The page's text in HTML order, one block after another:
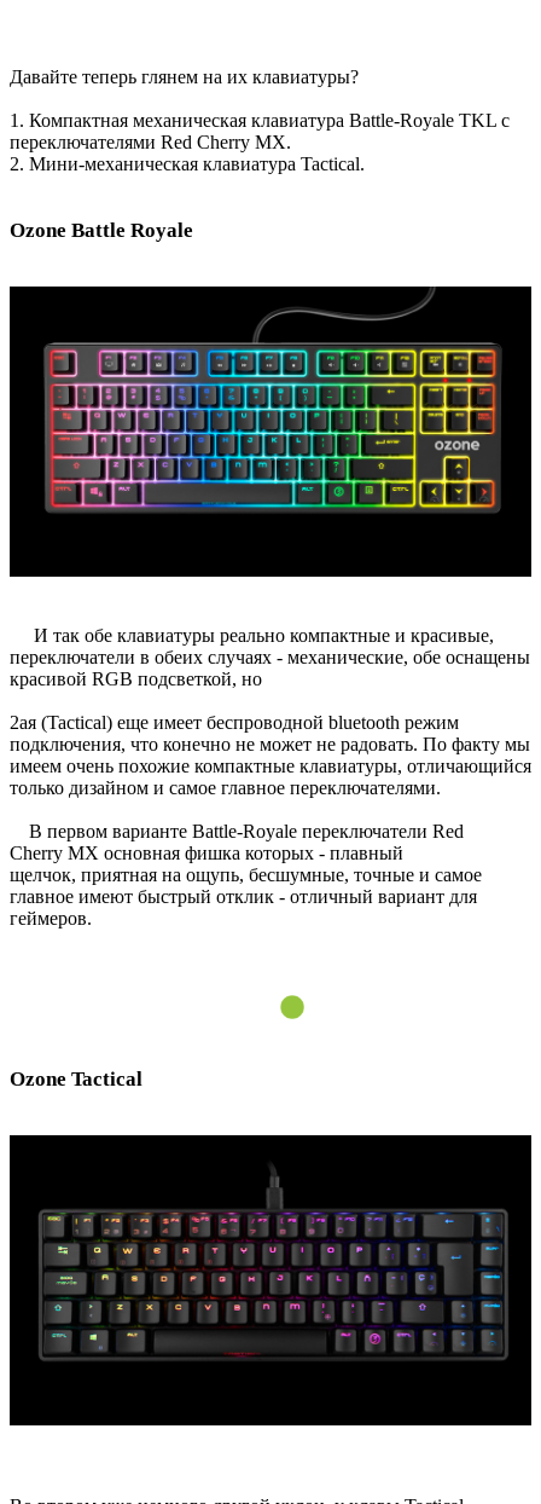
Давайте теперь глянем на их клавиатуры?
1. Компактная механическая клавиатура Battle-Royale TKL с
переключателями Red Cherry MX.
2. Мини-механическая клавиатура Tactical.
Ozone Battle Royale
И так обе клавиатуры реально компактные и красивые,
переключатели в обеих случаях - механические, обе оснащены
красивой RGB подсветкой, но
2ая (Tactical) еще имеет беспроводной bluetooth режим
подключения, что конечно не может не радовать. По факту мы
имеем очень похожие компактные клавиатуры, отличающийся
только дизайном и самое главное переключателями.
В первом варианте Battle-Royale переключатели Red
Cherry MX основная фишка которых - плавный
щелчок, приятная на ощупь, бесшумные, точные и самое
главное имеют быстрый отклик - отличный вариант для
геймеров.
Ozone Tactical